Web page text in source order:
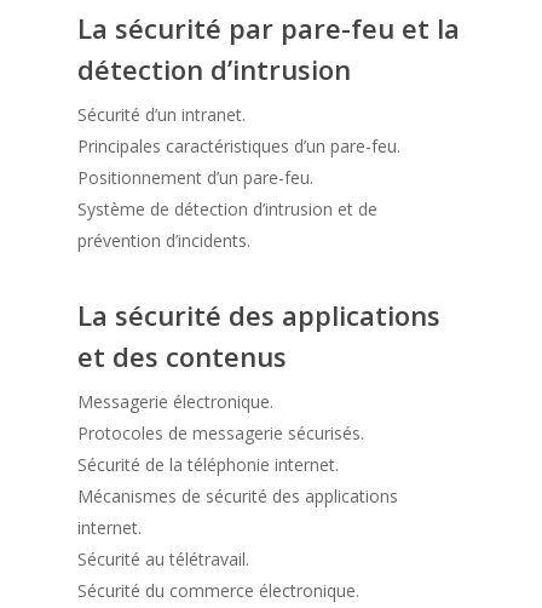
La sécurité par pare-feu et la
détection d’intrusion
Sécurité d’un intranet.
Principales caractéristiques d’un pare-feu.
Positionnement d’un pare-feu.
Système de détection d’intrusion et de
prévention d’incidents.
La sécurité des applications
et des contenus
Messagerie électronique.
Protocoles de messagerie sécurisés.
Sécurité de la téléphonie internet.
Mécanismes de sécurité des applications
internet.
Sécurité au télétravail.
Sécurité du commerce électronique.